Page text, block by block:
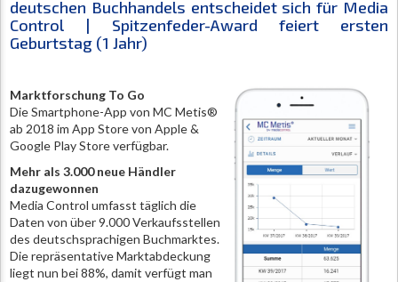
deutschen Buchhandels entscheidet sich für Media
Control | Spitzenfeder-Award feiert ersten
Geburtstag (1 Jahr)
Marktforschung To Go
Die Smartphone-App von MC Metis®
ab 2018 im App Store von Apple &
Google Play Store verfügbar.
Mehr als 3.000 neue Händler
dazugewonnen
Media Control umfasst täglich die
Daten von über 9.000 Verkaufsstellen
des deutschsprachigen Buchmarktes.
Die repräsentative Marktabdeckung
liegt nun bei 88%, damit verfügt man